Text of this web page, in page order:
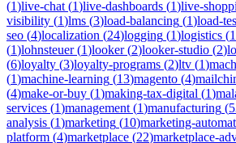
(1)live-chat (1)live-dashboards (1)live-
visibility (1)lms (3)load-balancing (1)load-
seo (4)localization (24)logging (1)logistics (
(1)lohnsteuer(1)looker(2)looker-studio (2)
(6)loyalty (3)loyalty-programs (2)ltv (1)mach
(1)machine-learning (13)magento (4)
(4)make-or-buy (1)making-tax-digital (1)
services (1)management (1)manufacturing (
analysis (1)marketing (10)marketing-
platform (4)marketplace (22)marketplace-